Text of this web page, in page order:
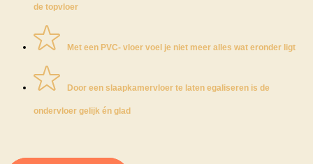
de topvloer
Met een PVC- vloer voel je niet meer alles wat eronder ligt
Door een slaapkamervloer te laten egaliseren is de
ondervloer gelijk én glad